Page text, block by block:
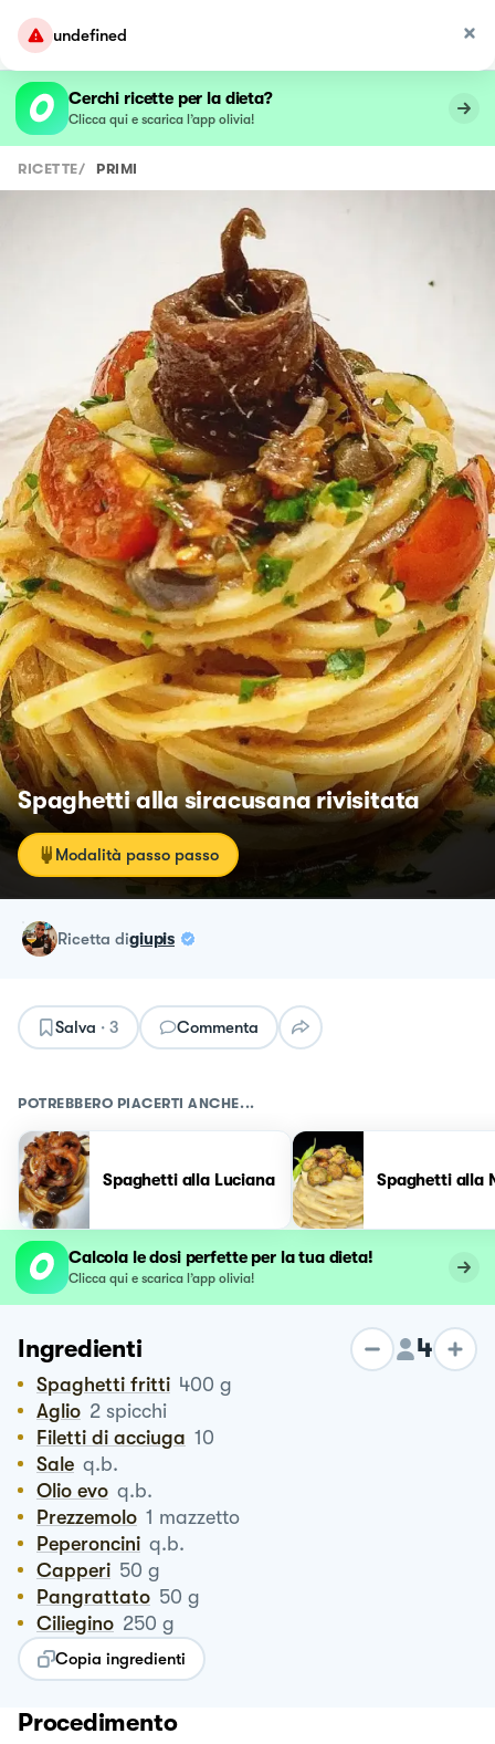
undefined
Cerchi ricette per la dieta?
Clicca qui e scarica l’app olivia!
RICETTE/ PRIMI
Spaghetti alla siracusana rivisitata
Modalità passo passo
ricetta digiupis
Salva · 3 Commenta
POTREBBERO PIACERTI ANCHE...
Spaghetti alla Luciana Spaghetti alla
Calcola le dosi perfette per la tua dieta!
Clicca qui e scarica l’app olivia!
Ingredienti 4
Spaghetti fritti 400 g
Aglio 2 spicchi
Filetti di acciuga 10
Sale q.b.
Olio evo q.b.
Prezzemolo 1 mazzetto
Peperoncini q.b.
Capperi 50 g
Pangrattato 50 g
Ciliegino 250 g
Copia ingredienti
Procedimento